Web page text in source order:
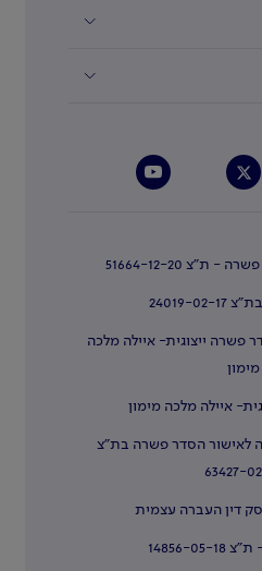
51664-12-20
02-17
פשרה ייצוגית- איילה מלכה
מימון
איילה מלכה מימון
לאישור הסדר פשרה בת"צ
63427-
דין העברה עצמית
05-18